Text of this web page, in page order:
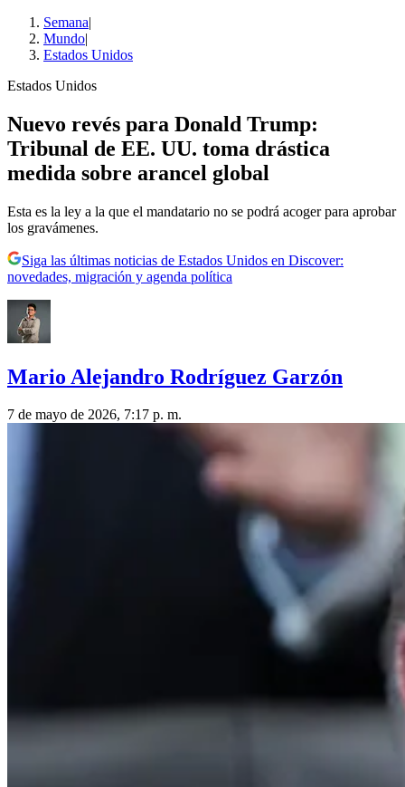
Semana|
Mundo|
Estados Unidos
Estados Unidos
Nuevo revés para Donald Trump:
Tribunal de EE. UU. toma drástica
medida sobre arancel global
Esta es la ley a la que el mandatario no se podrá acoger para aprobar
los gravámenes.
Siga las últimas noticias de Estados Unidos en Discover:
novedades, migración y agenda política
Mario Alejandro Rodríguez Garzón
7 de mayo de 2026, 7:17 p. m.